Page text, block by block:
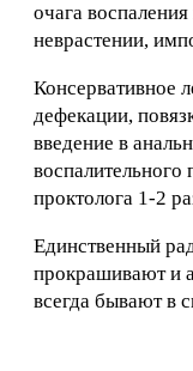
очага
неврастении,
Консервативное
дефекации,
введение в
проктолога 1-2
Единственный
прокрашивают и
всегда бывают в